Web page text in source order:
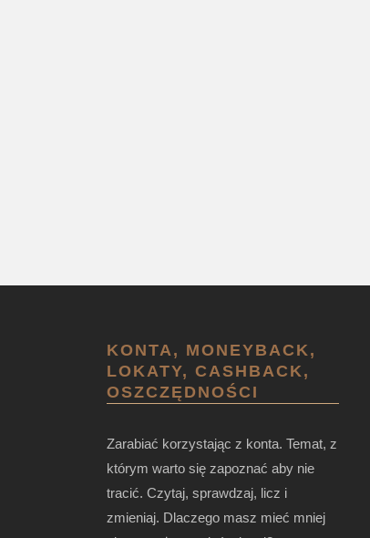
KONTA, MONEYBACK,
LOKATY, CASHBACK,
OSZCZĘDNOŚCI
Zarabiać korzystając z konta. Temat, z
którym warto się zapoznać aby nie
tracić. Czytaj, sprawdzaj, licz i
zmieniaj. Dlaczego masz mieć mniej